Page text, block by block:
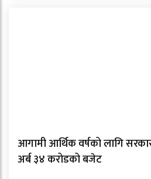
आगामी आर्थिक वर्षको लागि
अर्ब ३४ करोडको बजेट